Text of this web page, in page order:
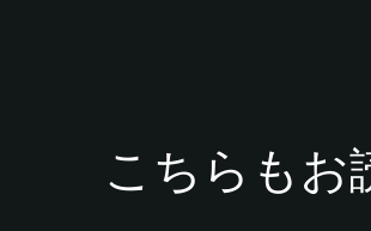
こちらもお